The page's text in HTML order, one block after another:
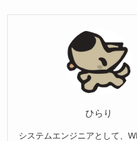
ひらり
システムエンジニアとして、